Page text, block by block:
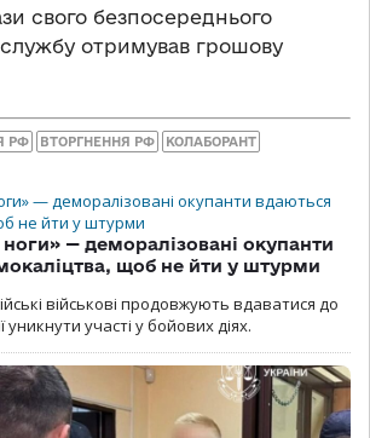
свого безпосереднього
отримував грошову
РФ ВТОРГНЕННЯ РФ КОЛАБОРАНТ
ноги» — деморалізовані окупанти
щоб не йти у штурми
військові продовжують вдаватися до
уникнути участі у бойових діях.